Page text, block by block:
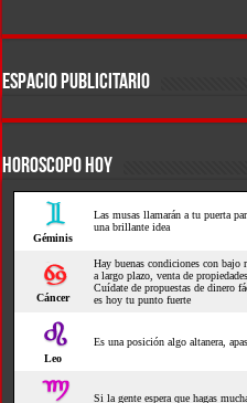
ESPACIO PUBLICITARIO
HOROSCOPO HOY